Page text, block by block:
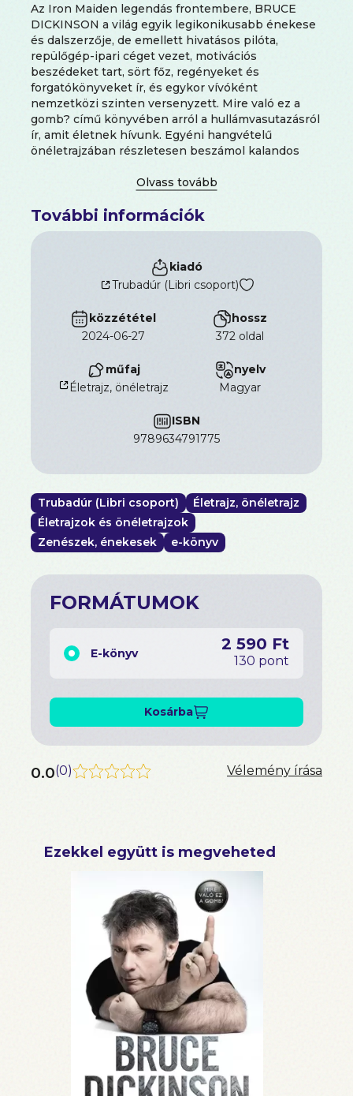
Az Iron Maiden legendás frontembere, BRUCE
DICKINSON a világ egyik legikonikusabb énekese
és dalszerzője, de emellett hivatásos pilóta,
repülőgép-ipari céget vezet, motivációs
beszédeket tart, sört főz, regényeket és
forgatókönyveket ír, és egykor vívóként
nemzetközi szinten versenyzett. Mire való ez a
gomb? című könyvében arról a hullámvasutazásról
ír, amit életnek hívunk. Egyéni hangvételű
önéletrajzában részletesen beszámol kalandos
sötétség erőinek megidézéséről, a vívás
hogyan tessékelte ki életéből a hívatlan
vendégként érkező rákot. Intelligens, vicces,
őszinte memoárjából teljes képet kapunk egy igazi
rock-ikon életéről, érzelmi és mentális világáról.
Bruce Dickinson
élettörténete nem csupán az
Iron Maiden-rajongóknak nyújthat inspirációt.
További információk
kiadó
Trubadúr (Libri csoport)
közzététel
2024-06-27
hossz
372 oldal
műfaj
Életrajz, önéletrajz
nyelv
magyar
ISBN
9789634791775
Trubadúr (Libri csoport)
Életrajz, önéletrajz
Életrajzok és önéletrajzok
Zenészek, énekesek
e-könyv
FORMÁTUMOK
E-könyv 2 590 Ft
130 pont
Kosárba
0.0(0) Vélemény írása
Ezekkel együtt is megveheted